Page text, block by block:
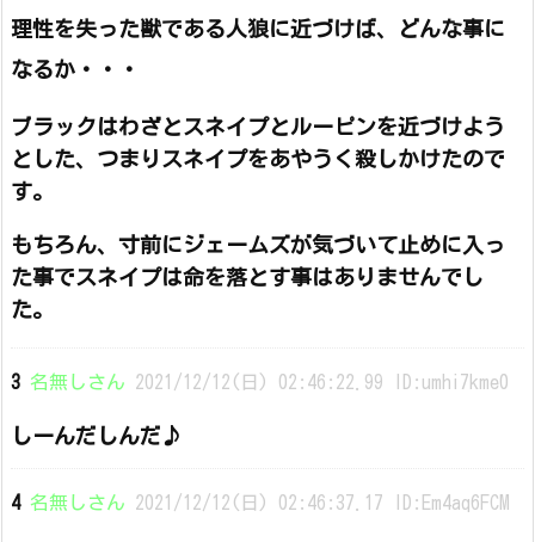
理性を失った獣である人狼に近づけば、どんな事に
なるか・・・
ブラックはわざとスネイプとルーピンを近づけよう
とした、つまりスネイプをあやうく殺しかけたので
す。
もちろん、寸前にジェームズが気づいて止めに入っ
た事でスネイプは命を落とす事はありませんでし
た。
3 名無しさん 2021/12/12(日) 02:46:22.99 ID:umhi7kme0
しーんだしんだ♪
4 名無しさん 2021/12/12(日) 02:46:37.17 ID:Em4aq6FCM